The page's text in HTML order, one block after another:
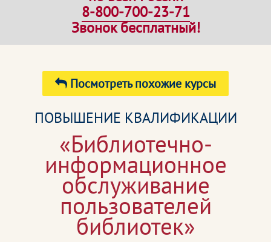
8-800-700-23-71
Звонок бесплатный!
Посмотреть похожие курсы
ПОВЫШЕНИЕ КВАЛИФИКАЦИИ
«Библиотечно-
информационное
обслуживание
пользователей
библиотек»